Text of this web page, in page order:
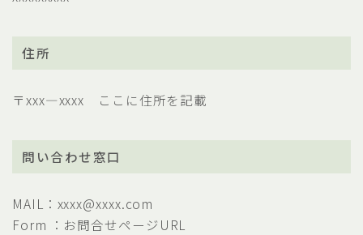
住所
〒xxx―xxxx ここに住所を記載
問い合わせ窓口
MAIL：xxxx@xxxx.com
Form ：お問合せページURL